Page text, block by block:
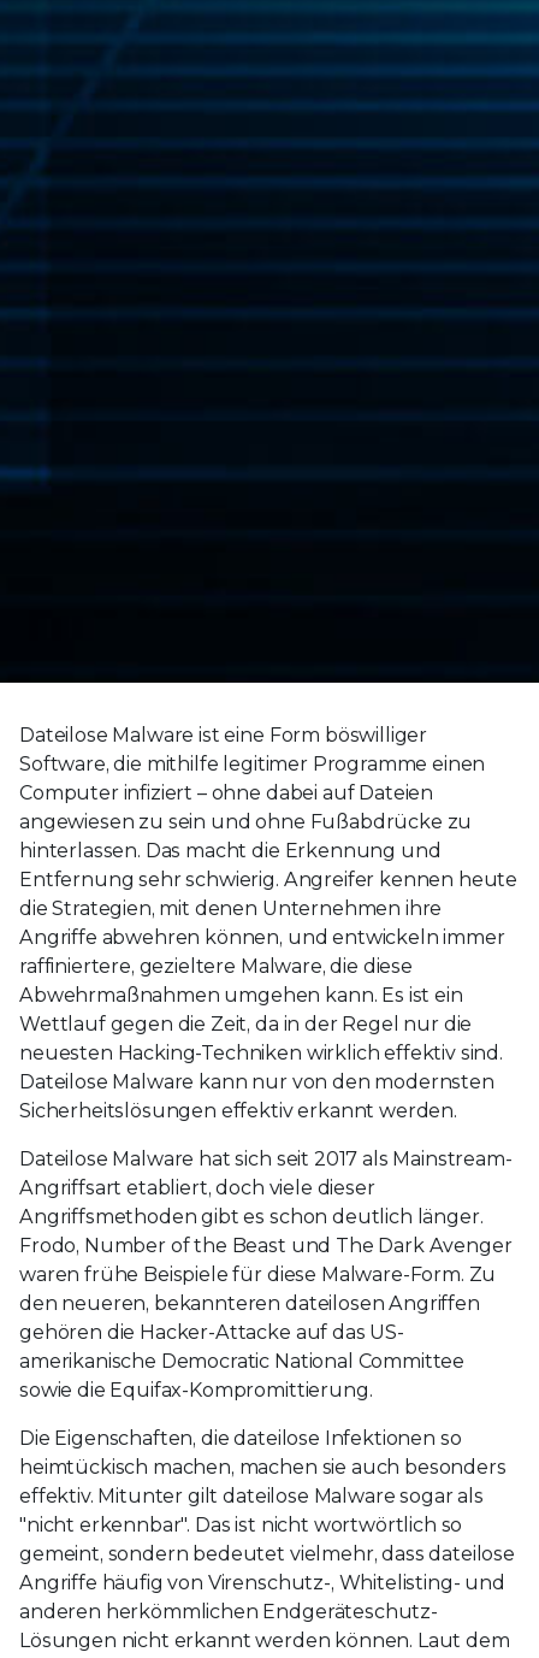
Dateilose Malware ist eine Form böswilliger
Software, die mithilfe legitimer Programme einen
Computer infiziert – ohne dabei auf Dateien
angewiesen zu sein und ohne Fußabdrücke zu
hinterlassen. Das macht die Erkennung und
Entfernung sehr schwierig. Angreifer kennen heute
die Strategien, mit denen Unternehmen ihre
Angriffe abwehren können, und entwickeln immer
raffiniertere, gezieltere Malware, die diese
Abwehrmaßnahmen umgehen kann. Es ist ein
Wettlauf gegen die Zeit, da in der Regel nur die
neuesten Hacking-Techniken wirklich effektiv sind.
Dateilose Malware kann nur von den modernsten
Sicherheitslösungen effektiv erkannt werden.
Dateilose Malware hat sich seit 2017 als Mainstream-
Angriffsart etabliert, doch viele dieser
Angriffsmethoden gibt es schon deutlich länger.
Frodo, Number of the Beast und The Dark Avenger
waren frühe Beispiele für diese Malware-Form. Zu
den neueren, bekannteren dateilosen Angriffen
gehören die Hacker-Attacke auf das US-
amerikanische Democratic National Committee
sowie die Equifax-Kompromittierung.
Die Eigenschaften, die dateilose Infektionen so
heimtückisch machen, machen sie auch besonders
effektiv. Mitunter gilt dateilose Malware sogar als
"nicht erkennbar". Das ist nicht wortwörtlich so
gemeint, sondern bedeutet vielmehr, dass dateilose
Angriffe häufig von Virenschutz-, Whitelisting- und
anderen herkömmlichen Endgeräteschutz-
Lösungen nicht erkannt werden können. Laut dem